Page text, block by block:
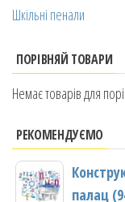
Шкільні пенали
ПОРІВНЯЙ ТОВАРИ
Немає товарів для
РЕКОМЕНДУЄМО
палац